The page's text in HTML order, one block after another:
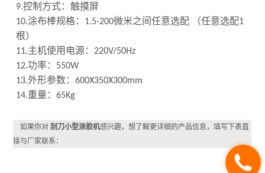
9.控制方式：触摸屏
10.涂布棒规格： 1.5-200微米之间任意选配 （任意选配1
根）
11.主机使用电源： 220V/50Hz
12.功率： 550W
13.外形参数：600X350X300mm
14.重量：65Kg
如果你对刮刀小型涂胶机感兴趣，想了解更详细的产品信息，填写下表直
接与厂家联系：